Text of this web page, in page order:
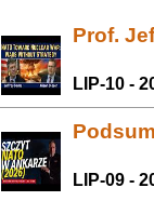
Prof.
LIP-10 -
LIP-09 -